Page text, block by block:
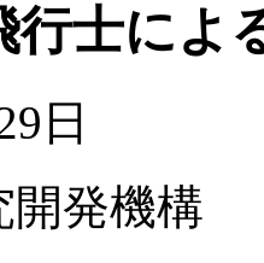
行士によ
日
開発機構